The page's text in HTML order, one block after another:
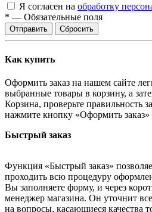
Я согласен на обработку
* — Обязательные поля
Отправить Сбросить
Как купить
Оформить заказ на нашем сайте
выбранные товары в корзину, а
Корзина, проверьте правильность
нажмите кнопку «Оформить
Быстрый заказ
Функция «Быстрый заказ»
проходить всю процедуру
Вы заполняете форму, и через
менеджер магазина. Он уточнит все
на вопросы, касающиеся качества